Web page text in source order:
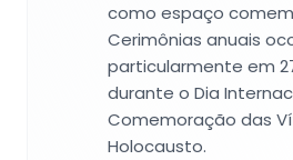
como espaço
Cerimônias anuais
particularmente em
durante o Dia
Comemoração das
Holocausto.